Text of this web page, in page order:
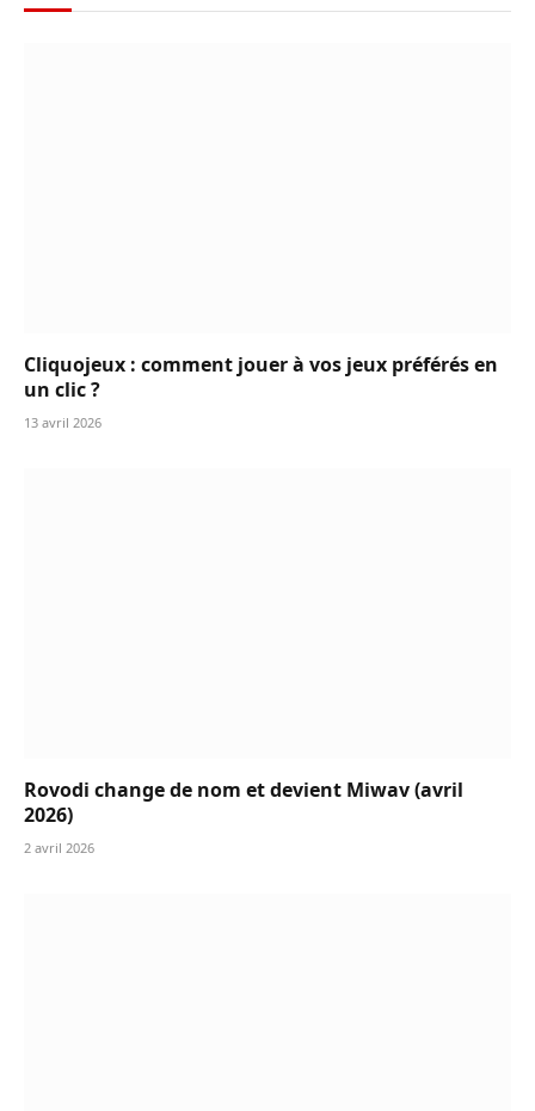
Cliquojeux : comment jouer à vos jeux préférés en
un clic ?
13 avril 2026
Rovodi change de nom et devient Miwav (avril
2026)
2 avril 2026